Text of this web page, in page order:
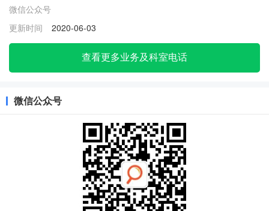
微信公众号
更新时间
2020-06-03
查看更多业务及科室电话
微信公众号